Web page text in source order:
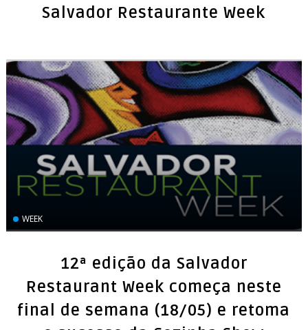
Salvador Restaurante Week
WEEK
12ª edição da Salvador
Restaurant Week começa neste
final de semana (18/05) e retoma